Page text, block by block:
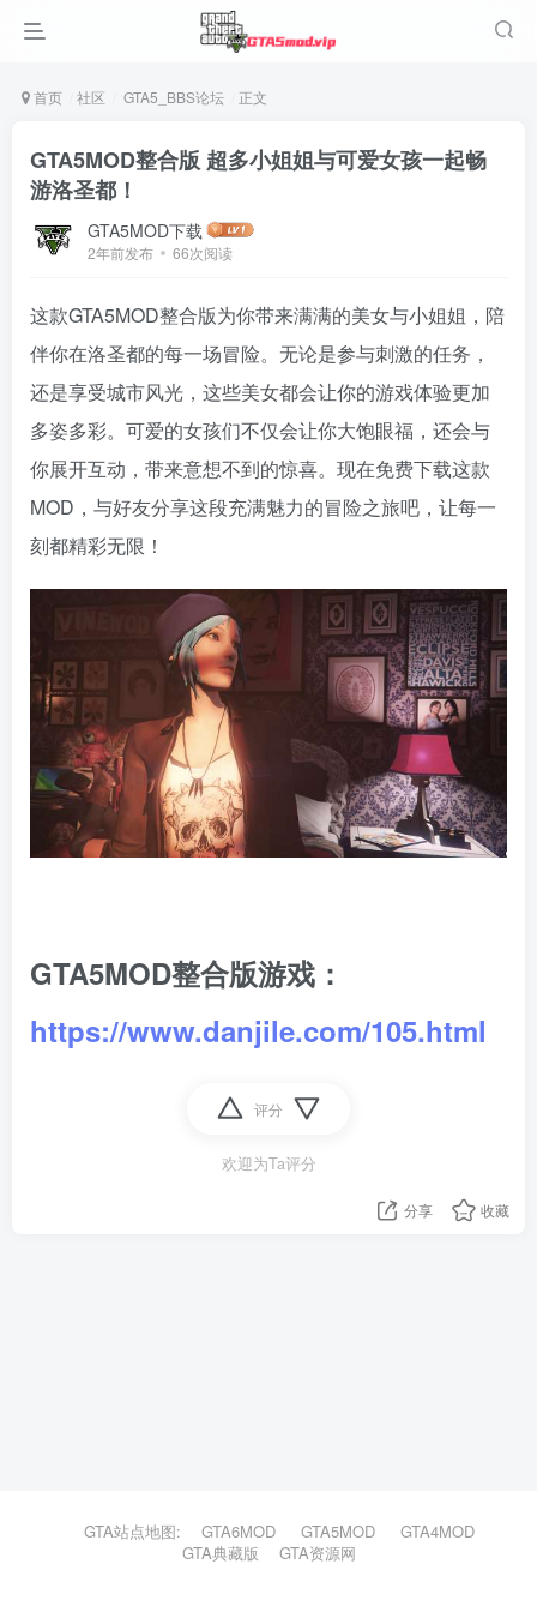
首页 社区 GTA5_BBS论坛 正文
GTA5MOD整合版 超多小姐姐与可爱女孩一起畅
游洛圣都！
GTA5MOD下载
2年前发布 66次阅读
这款GTA5MOD整合版为你带来满满的美女与小姐姐，陪
伴你在洛圣都的每一场冒险。无论是参与刺激的任务，
还是享受城市风光，这些美女都会让你的游戏体验更加
多姿多彩。可爱的女孩们不仅会让你大饱眼福，还会与
你展开互动，带来意想不到的惊喜。现在免费下载这款
MOD，与好友分享这段充满魅力的冒险之旅吧，让每一
刻都精彩无限！
GTA5MOD整合版游戏：
https://www.danjile.com/105.html
评分
欢迎为Ta评分
分享 收藏
GTA站点地图: GTA6MOD GTA5MOD
GTA4MOD
GTA典藏版
GTA资源网